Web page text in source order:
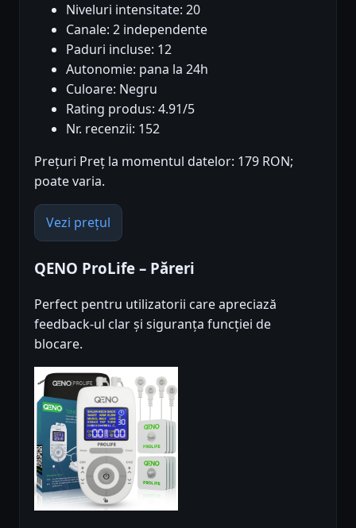
Niveluri intensitate: 20
Canale: 2 independente
Paduri incluse: 12
Autonomie: pana la 24h
Culoare: Negru
Rating produs: 4.91/5
Nr. recenzii: 152
Prețuri Preț la momentul datelor: 179 RON;
poate varia.
Vezi prețul
QENO ProLife – Păreri
Perfect pentru utilizatorii care apreciază
feedback-ul clar și siguranța funcției de
blocare.